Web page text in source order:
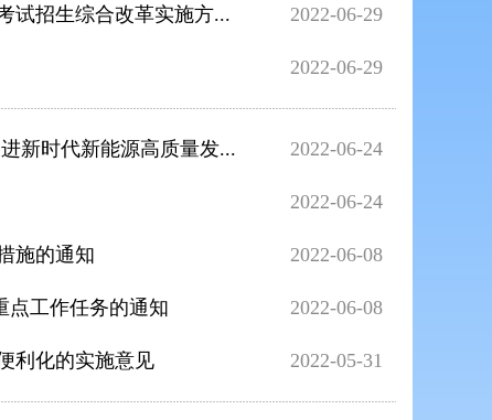
试招生综合改革实施方... 2022-06-29
2022-06-29
新时代新能源高质量发... 2022-06-24
2022-06-24
施的通知 2022-06-08
点工作任务的通知 2022-06-08
利化的实施意见 2022-05-31